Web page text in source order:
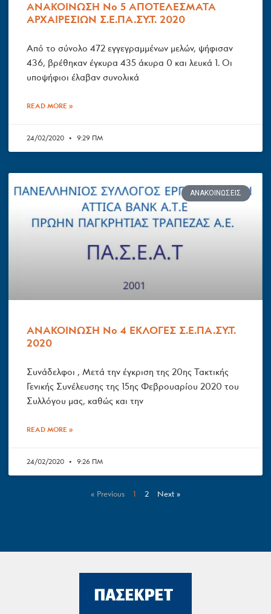
ΑΝΑΚΟΙΝΩΣΗ Νο 5 ΑΠΟΤΕΛΕΣΜΑΤΑ
ΑΡΧΑΙΡΕΣΙΩΝ Σ.Ε.ΠΑ.ΣΥ.Τ. 2020
Από το σύνολο 472 εγγεγραμμένων μελών, ψήφισαν
436, βρέθηκαν έγκυρα 435 άκυρα 0 και λευκά 1. Οι
υποψήφιοι έλαβαν συνολικά
READ MORE »
24/02/2020 9:29 ΠΜ
ΑΝΑΚΟΙΝΏΣΕΙΣ
ΑΝΑΚΟΙΝΩΣΗ Νο 4 ΕΚΛΟΓΕΣ Σ.Ε.ΠΑ.ΣΥ.Τ.
2020
Συνάδελφοι , Μετά την έγκριση της 20ης Τακτικής
Γενικής Συνέλευσης της 15ης Φεβρουαρίου 2020 του
Συλλόγου μας, καθώς και την
READ MORE »
24/02/2020 9:26 ΠΜ
« Previous 1 2 Next »